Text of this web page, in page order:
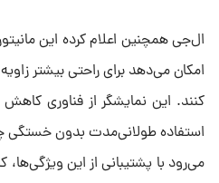
ال‌جی همچنین اعلام کرده این
امکان می‌دهد برای راحتی بیشتر
کنند. این نمایشگر از فناوری کاهش
استفاده طولانی‌مدت بدون خستگی
می‌رود با پشتیبانی از این ویژگی‌ها،